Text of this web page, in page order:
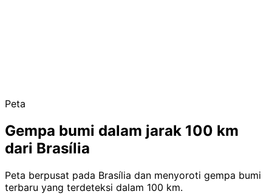
Peta
Gempa bumi dalam jarak 100 km
dari Brasília
Peta berpusat pada Brasília dan menyoroti gempa bumi
terbaru yang terdeteksi dalam 100 km.